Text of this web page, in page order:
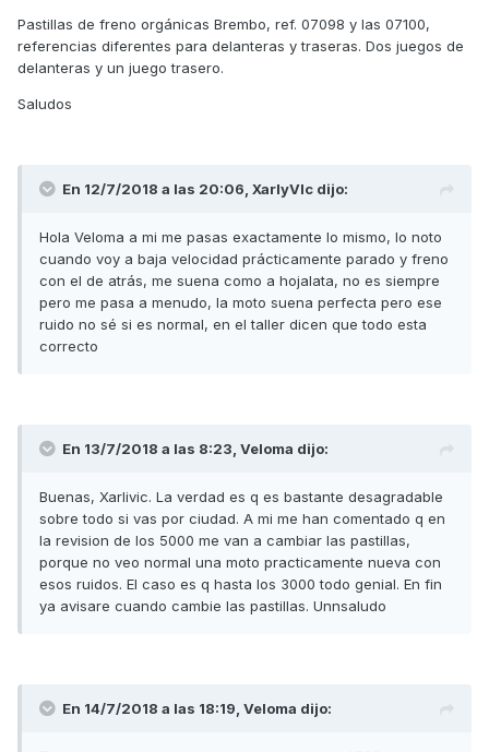
Pastillas de freno orgánicas Brembo, ref. 07098 y las 07100,
referencias diferentes para delanteras y traseras. Dos juegos de
delanteras y un juego trasero.
Saludos
En 12/7/2018 a las 20:06, XarlyVlc dijo:
Hola Veloma a mi me pasas exactamente lo mismo, lo noto
cuando voy a baja velocidad prácticamente parado y freno
con el de atrás, me suena como a hojalata, no es siempre
pero me pasa a menudo, la moto suena perfecta pero ese
ruido no sé si es normal, en el taller dicen que todo esta
correcto
En 13/7/2018 a las 8:23, Veloma dijo:
Buenas, Xarlivic. La verdad es q es bastante desagradable
sobre todo si vas por ciudad. A mi me han comentado q en
la revision de los 5000 me van a cambiar las pastillas,
porque no veo normal una moto practicamente nueva con
esos ruidos. El caso es q hasta los 3000 todo genial. En fin
ya avisare cuando cambie las pastillas. Unnsaludo
En 14/7/2018 a las 18:19, Veloma dijo: